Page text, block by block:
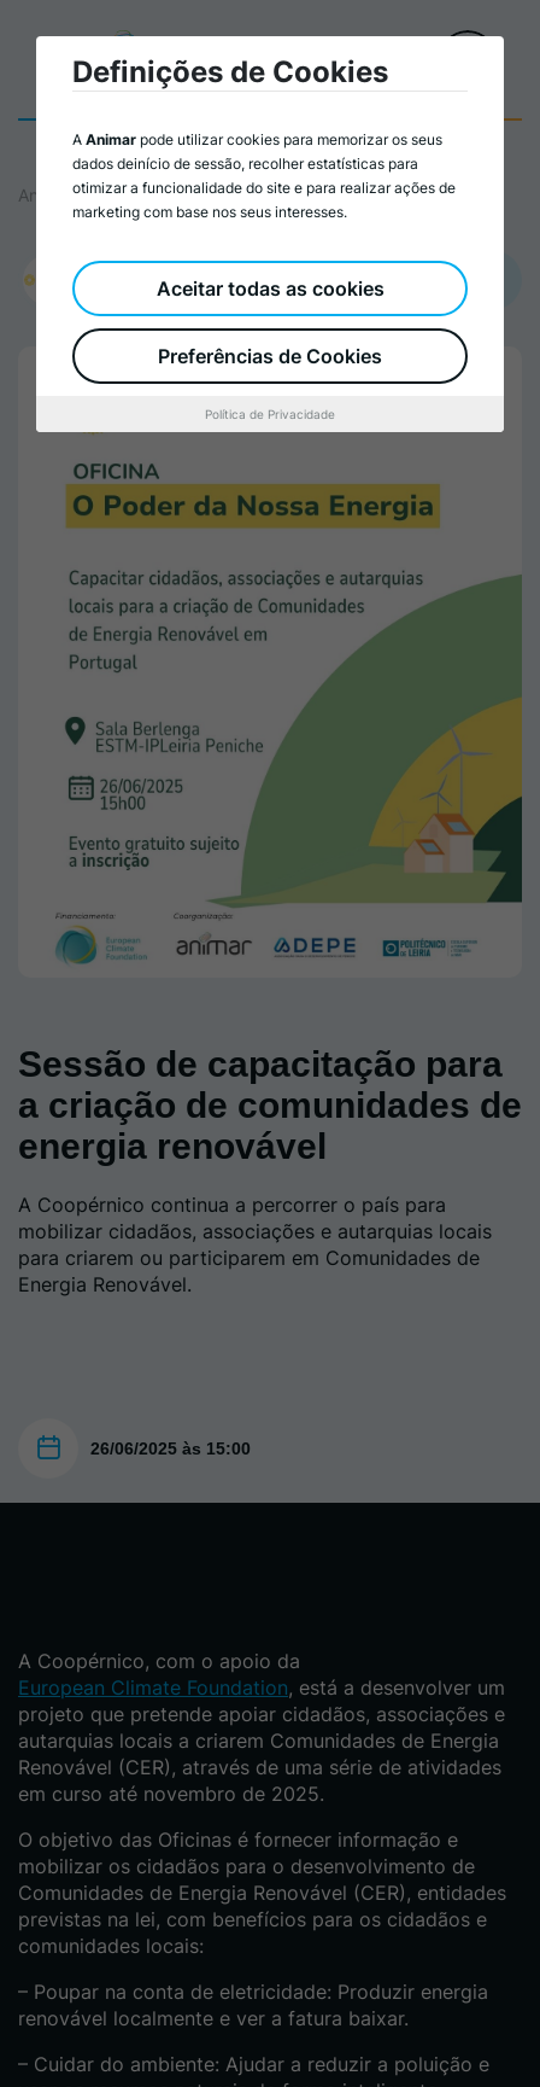
Animar
Promovido por:
Sessão de capacitação para
a criação de comunidades de
energia renovável
A Coopérnico continua a percorrer o país para
mobilizar cidadãos, associações e autarquias locais
para criarem ou participarem em Comunidades de
Energia Renovável.
26/06/2025 às 15:00
A Coopérnico, com o apoio da
European Climate Foundation, está a desenvolver um
projeto que pretende apoiar cidadãos, associações e
autarquias locais a criarem Comunidades de Energia
Renovável (CER), através de uma série de atividades
em curso até novembro de 2025.
O objetivo das Oficinas é fornecer informação e
mobilizar os cidadãos para o desenvolvimento de
Comunidades de Energia Renovável (CER), entidades
previstas na lei, com benefícios para os cidadãos e
comunidades locais:
– Poupar na conta de eletricidade: Produzir energia
renovável localmente e ver a fatura baixar.
– Cuidar do ambiente: Ajudar a reduzir a poluição e
Definições de Cookies
A Animar pode utilizar cookies para memorizar os seus
dados deinício de sessão, recolher estatísticas para
otimizar a funcionalidade do site e para realizar ações de
marketing com base nos seus interesses.
Preferências de Cookies
Aceitar todas as cookies
Política de Privacidade